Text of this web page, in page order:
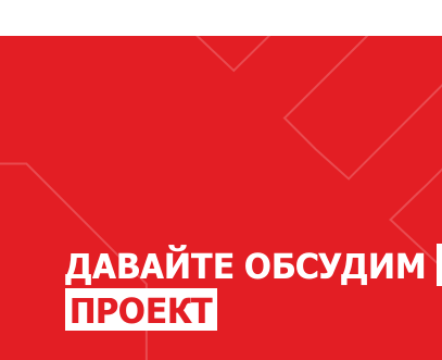
ДАВАЙТЕ ОБСУДИМ
ПРОЕКТ